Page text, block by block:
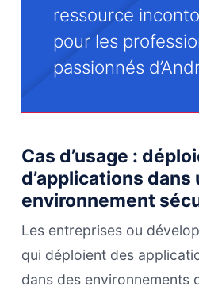
ressource
pour les
passionnés
Cas d’usage :
d’applications dans
environnement
Les entreprises ou
qui déploient des
dans des environnements